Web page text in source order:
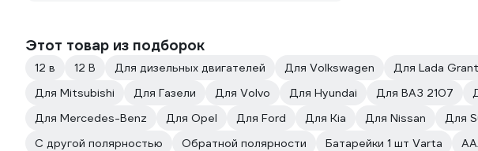
Этот товар из подборок
12 в 12 В Для дизельных двигателей Для Volkswagen Для Lada
Для Mitsubishi
Для Газели Для Volvo Для Hyundai Для ВАЗ 2107
Для Mercedes-Benz
Для Opel Для Ford Для Kia Для Nissan Для
С другой полярностью
Обратной полярности Батарейки 1 шт Varta